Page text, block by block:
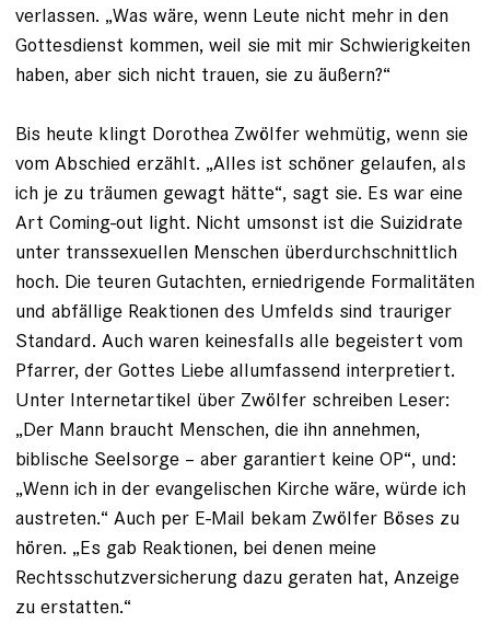
verlassen. „Was wäre, wenn Leute nicht mehr in den
Gottesdienst kommen, weil sie mit mir Schwierigkeiten
haben, aber sich nicht trauen, sie zu äußern?“
Bis heute klingt Dorothea Zwölfer wehmütig, wenn sie
vom Abschied erzählt. „Alles ist schöner gelaufen, als
ich je zu träumen gewagt hätte“, sagt sie. Es war eine
Art Coming-out light. Nicht umsonst ist die Suizidrate
unter transsexuellen Menschen überdurchschnittlich
hoch. Die teuren Gutachten, erniedrigende Formalitäten
und abfällige Reaktionen des Umfelds sind trauriger
Standard. Auch waren keinesfalls alle begeistert vom
Pfarrer, der Gottes Liebe allumfassend interpretiert.
Unter Internetartikel über Zwölfer schreiben Leser:
„Der Mann braucht Menschen, die ihn annehmen,
biblische Seelsorge – aber garantiert keine OP“, und:
„Wenn ich in der evangelischen Kirche wäre, würde ich
austreten.“ Auch per E-Mail bekam Zwölfer Böses zu
hören. „Es gab Reaktionen, bei denen meine
Rechtsschutzversicherung dazu geraten hat, Anzeige
zu erstatten.“